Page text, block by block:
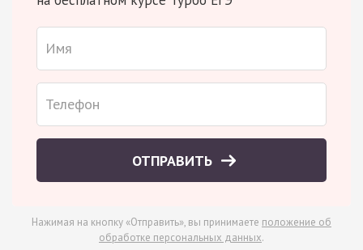
ОТПРАВИТЬ
Нажимая на кнопку «Отправить», вы принимаете положение об
обработке персональных данных.